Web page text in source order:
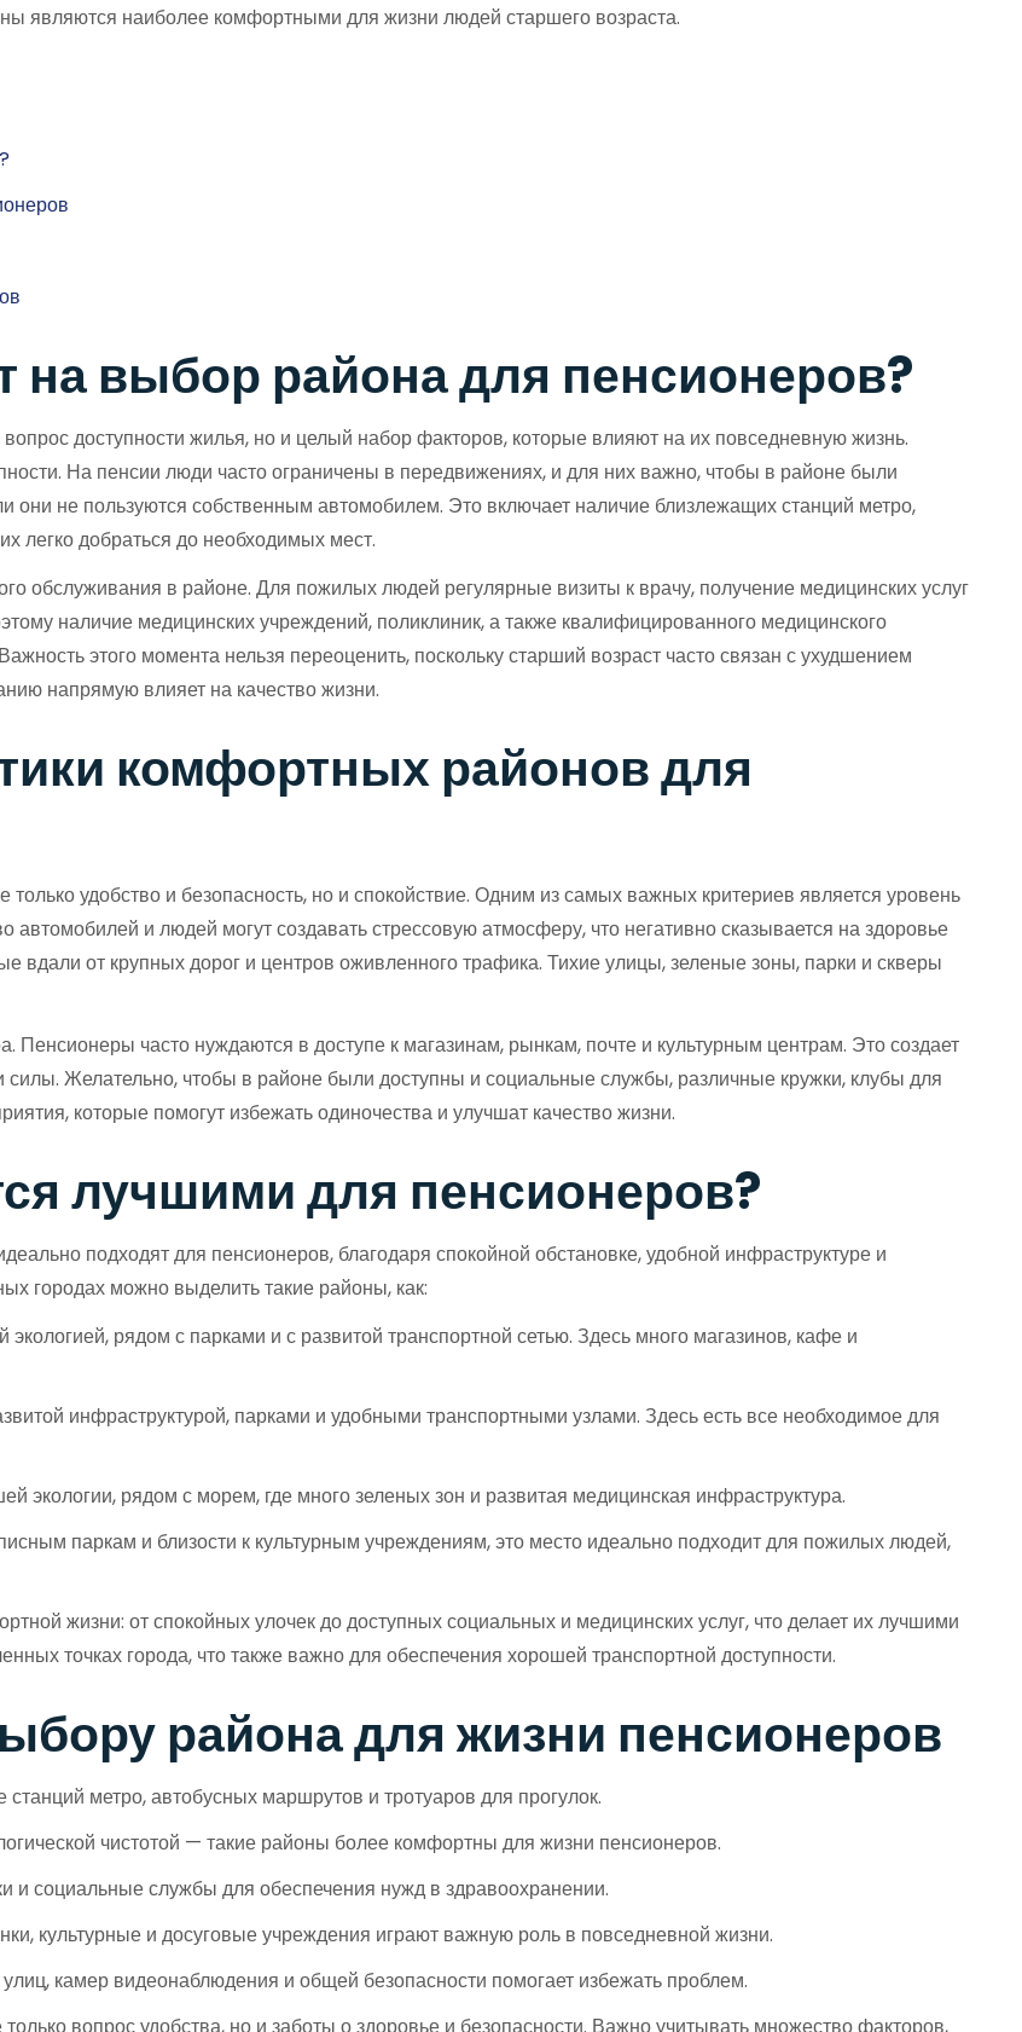
являются наиболее комфортными для жизни людей старшего возраста.
выбор района для пенсионеров?
доступности жилья, но и целый набор факторов, которые влияют на их повседневную жизнь.
На пенсии люди часто ограничены в передвижениях, и для них важно, чтобы в районе были
не пользуются собственным автомобилем. Это включает наличие близлежащих станций метро,
легко добраться до необходимых мест.
обслуживания в районе. Для пожилых людей регулярные визиты к врачу, получение медицинских услуг
наличие медицинских учреждений, поликлиник, а также квалифицированного медицинского
этого момента нельзя переоценить, поскольку старший возраст часто связан с ухудшением
напрямую влияет на качество жизни.
комфортных районов для
удобство и безопасность, но и спокойствие. Одним из самых важных критериев является уровень
и людей могут создавать стрессовую атмосферу, что негативно сказывается на здоровье
от крупных дорог и центров оживленного трафика. Тихие улицы, зеленые зоны, парки и скверы
часто нуждаются в доступе к магазинам, рынкам, почте и культурным центрам. Это создает
Желательно, чтобы в районе были доступны и социальные службы, различные кружки, клубы для
которые помогут избежать одиночества и улучшат качество жизни.
лучшими для пенсионеров?
подходят для пенсионеров, благодаря спокойной обстановке, удобной инфраструктуре и
городах можно выделить такие районы, как:
рядом с парками и с развитой транспортной сетью. Здесь много магазинов, кафе и
инфраструктурой, парками и удобными транспортными узлами. Здесь есть все необходимое для
экологии, рядом с морем, где много зеленых зон и развитая медицинская инфраструктура.
паркам и близости к культурным учреждениям, это место идеально подходит для пожилых людей,
жизни: от спокойных улочек до доступных социальных и медицинских услуг, что делает их лучшими
точках города, что также важно для обеспечения хорошей транспортной доступности.
района для жизни пенсионеров
метро, автобусных маршрутов и тротуаров для прогулок.
чистотой — такие районы более комфортны для жизни пенсионеров.
и социальные службы для обеспечения нужд в здравоохранении.
культурные и досуговые учреждения играют важную роль в повседневной жизни.
камер видеонаблюдения и общей безопасности помогает избежать проблем.